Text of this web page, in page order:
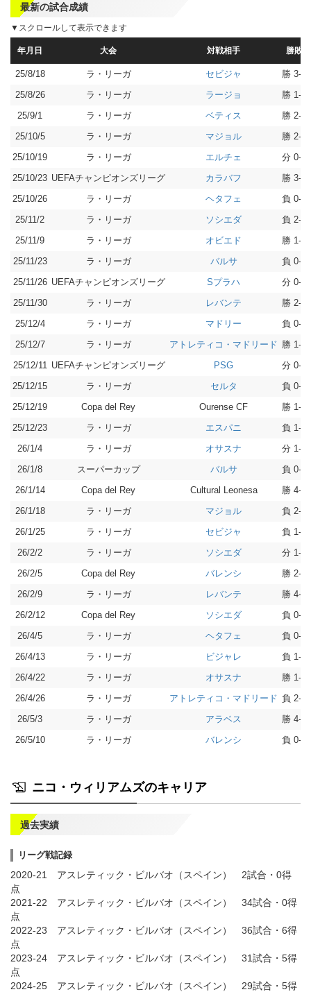
最新の試合成績
▼スクロールして表示できます
年月日 大会 対戦相手 勝敗
25/8/18 ラ・リーガ セビジャ 勝 3-2
25/8/26
ラ・リーガ ラージョ 勝 1-0
25/9/1
ラ・リーガ ベティス 勝 2-1
25/10/5
ラ・リーガ マジョル 勝 2-1
25/10/19
ラ・リーガ エルチェ 分 0-0
25/10/23 UEFAチャンピオンズリーグ カラバフ 勝 3-1
25/10/26
ラ・リーガ ヘタフェ 負 0-1
25/11/2
ラ・リーガ ソシエダ 負 2-3
25/11/9
ラ・リーガ オビエド 勝 1-0
25/11/23
ラ・リーガ バルサ 負 0-4
25/11/26 UEFAチャンピオンズリーグ Sプラハ 分 0-0
25/11/30
ラ・リーガ レバンテ 勝 2-0
25/12/4
ラ・リーガ マドリー 負 0-3
25/12/7
ラ・リーガ アトレティコ・マドリード 勝 1-0
25/12/11 UEFAチャンピオンズリーグ PSG 分 0-0
25/12/15
ラ・リーガ セルタ 負 0-2
25/12/19
Copa del Rey Ourense CF 勝 1-0
25/12/23
ラ・リーガ エスパニ 負 1-2
26/1/4
ラ・リーガ オサスナ 分 1-1
26/1/8
スーパーカップ バルサ 負 0-5
26/1/14
Copa del Rey Cultural Leonesa 勝 4-3
26/1/18
ラ・リーガ マジョル 負 2-3
26/1/25
ラ・リーガ セビジャ 負 1-2
26/2/2
ラ・リーガ ソシエダ 分 1-1
26/2/5
Copa del Rey バレンシ 勝 2-1
26/2/9
ラ・リーガ レバンテ 勝 4-2
26/2/12
Copa del Rey ソシエダ 負 0-1
26/4/5
ラ・リーガ ヘタフェ 負 0-2
26/4/13
ラ・リーガ ビジャレ 負 1-2
26/4/22
ラ・リーガ オサスナ 勝 1-0
26/4/26
ラ・リーガ アトレティコ・マドリード 負 2-3
26/5/3
ラ・リーガ アラベス 勝 4-2
26/5/10
ラ・リーガ バレンシ 負 0-1
ニコ・ウィリアムズのキャリア
過去実績
リーグ戦記録
2020-21 アスレティック・ビルバオ（スペイン） 2試合・0得
点
2021-22 アスレティック・ビルバオ（スペイン） 34試合・0得
点
2022-23 アスレティック・ビルバオ（スペイン） 36試合・6得
点
2023-24 アスレティック・ビルバオ（スペイン） 31試合・5得
点
2024-25 アスレティック・ビルバオ（スペイン） 29試合・5得